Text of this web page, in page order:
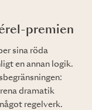
premien
sina röda
en annan logik.
dramatik
regelverk.